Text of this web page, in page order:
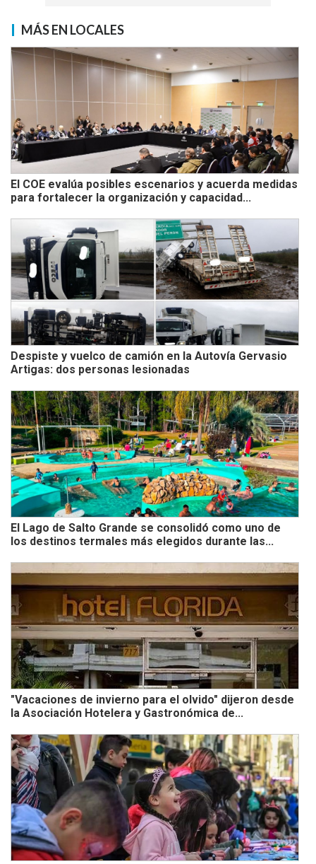
MÁS EN LOCALES
El COE evalúa posibles escenarios y acuerda medidas
para fortalecer la organización y capacidad...
Despiste y vuelco de camión en la Autovía Gervasio
Artigas: dos personas lesionadas
El Lago de Salto Grande se consolidó como uno de
los destinos termales más elegidos durante las...
"Vacaciones de invierno para el olvido" dijeron desde
la Asociación Hotelera y Gastronómica de...